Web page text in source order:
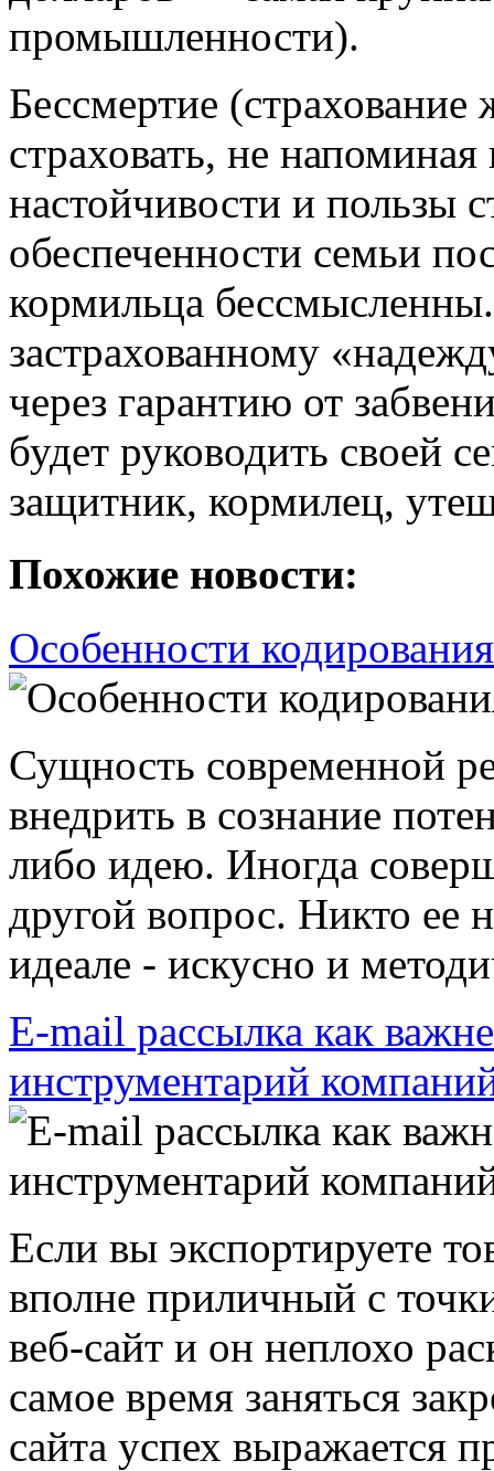
промышленности).
Бессмертие
страховать, не
настойчивости и пользы
обеспеченности семьи
кормильца
застрахованному
через гарантию от
будет руководить своей
защитник, кормилец,
Похожие новости:
Особенности
Сущность современной
внедрить в сознание
либо идею. Иногда
другой вопрос. Никто ее
идеале - искусно и
E-mail рассылка как
инструментарий
Если вы экспортируете
вполне приличный с
веб-сайт и он неплохо
самое время заняться
сайта успех выражается